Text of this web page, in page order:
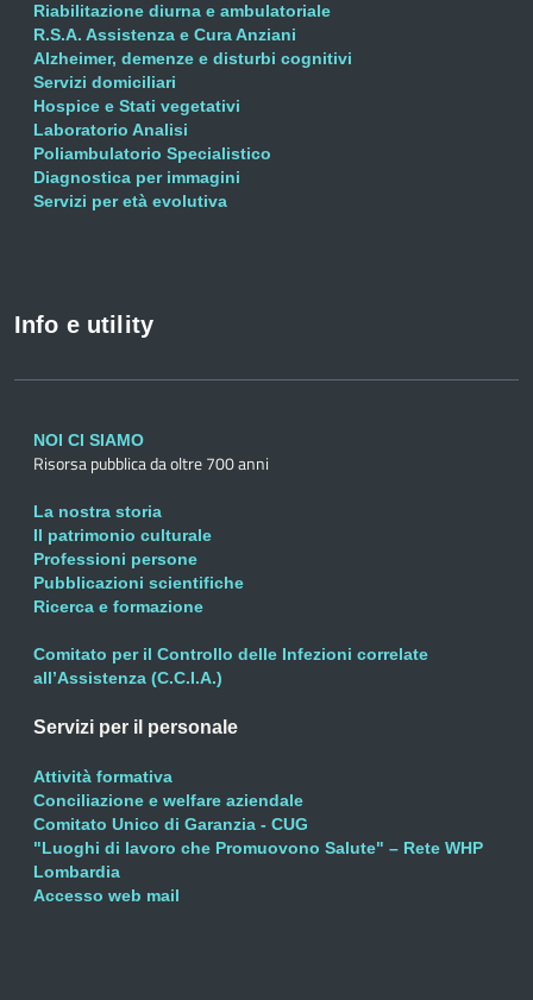
Riabilitazione diurna e ambulatoriale
R.S.A. Assistenza e Cura Anziani
Alzheimer, demenze e disturbi cognitivi
Servizi domiciliari
Hospice e Stati vegetativi
Laboratorio Analisi
Poliambulatorio Specialistico
Diagnostica per immagini
Servizi per età evolutiva
Info e utility
NOI CI SIAMO
Risorsa pubblica da oltre 700 anni
La nostra storia
Il patrimonio culturale
Professioni persone
Pubblicazioni scientifiche
Ricerca e formazione
Comitato per il Controllo delle Infezioni correlate
all’Assistenza (C.C.I.A.)
Servizi per il personale
Attività formativa
Conciliazione e welfare aziendale
Comitato Unico di Garanzia - CUG
"Luoghi di lavoro che Promuovono Salute" – Rete WHP
Lombardia
Accesso web mail